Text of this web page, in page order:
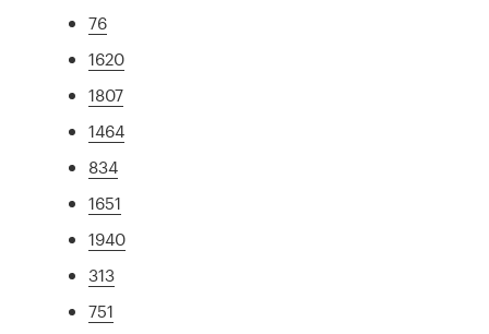
76
1620
1807
1464
834
1651
1940
313
751